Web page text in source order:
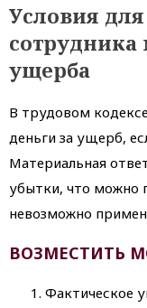
Условия
сотрудника
ущерба
В трудовом
деньги за ущерб,
Материальная
убытки, что можно
невозможно
ВОЗМЕСТИТЬ
Фактическое